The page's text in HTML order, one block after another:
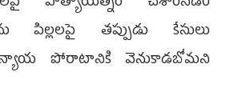
తప్పుడు కేసులు
పోరాటానికి వెనుకాడబోమని